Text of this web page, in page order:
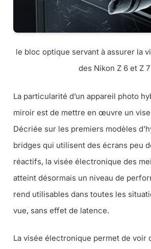
le bloc optique servant à assurer la
des Nikon Z 6 et Z 7
La particularité d’un appareil photo
miroir est de mettre en œuvre un
Décriée sur les premiers modèles
bridges qui utilisent des écrans peu
réactifs, la visée électronique des
atteint désormais un niveau de
rend utilisables dans toutes les
vue, sans effet de latence.
La visée électronique permet de voir